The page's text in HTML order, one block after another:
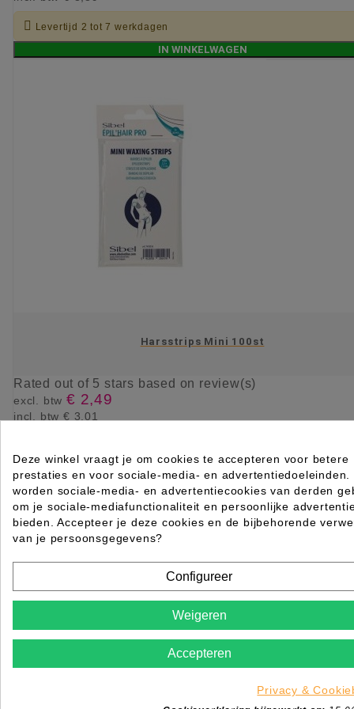
 Levertijd 2 tot 7 werkdagen
IN WINKELWAGEN
Harsstrips Mini 100st
Rated out of 5 stars based on review(s)
excl. btw € 2,49
incl. btw € 3,01
IN WINKELWAGEN
reacties (0)
Geen klantenbeoordelingen op het moment.
Uw beoordelingswaardering kan niet worden
Deze winkel vraagt je om cookies te accepteren voor betere
prestaties en voor sociale-media- en advertentiedoeleinden.
worden sociale-media- en advertentiecookies van derden
om je sociale-mediafunctionaliteit en persoonlijke
bieden. Accepteer je deze cookies en de bijbehorende
van je persoonsgegevens?
Configureer
Weigeren
Accepteren
Privacy &